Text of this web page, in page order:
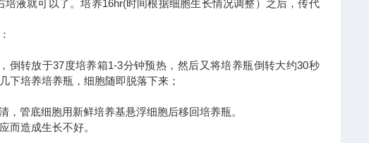
液就可以了。培养16hr(时间根据细胞生长情况调整）之后，传代
转放于37度培养箱1-3分钟预热，然后又将培养瓶倒转大约30秒
下培养培养瓶，细胞随即脱落下来；
管底细胞用新鲜培养基悬浮细胞后移回培养瓶。
造成生长不好。